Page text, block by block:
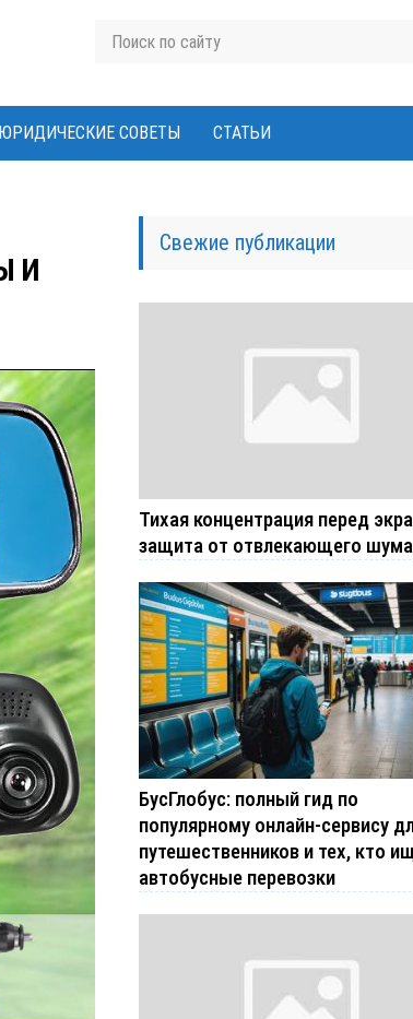
ЮРИДИЧЕСКИЕ СОВЕТЫ СТАТЬИ
И
Свежие публикации
Тихая концентрация перед
защита от отвлекающего шума
БусГлобус: полный гид по
популярному онлайн-сервису
путешественников и тех, кто
автобусные перевозки